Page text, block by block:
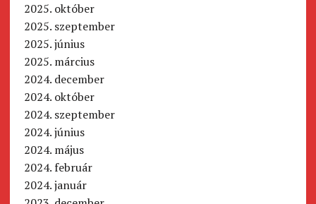
2025. október
2025. szeptember
2025. június
2025. március
2024. december
2024. október
2024. szeptember
2024. június
2024. május
2024. február
2024. január